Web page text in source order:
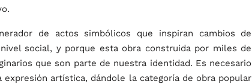
de actos simbólicos que inspiran cambios de
social, y porque esta obra construida por miles de
que son parte de nuestra identidad. Es necesario
artística, dándole la categoría de obra popular